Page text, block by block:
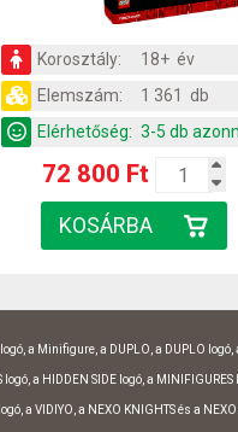
Korosztály:
18+ év
Elemszám:
1 361 db
Elérhetőség: 3-5 db
72 800 Ft
a Minifigure, a DUPLO, a DUPLO
logó, a HIDDEN SIDE logó, a MINIFIGURES
a VIDIYO, a NEXO KNIGHTS és a